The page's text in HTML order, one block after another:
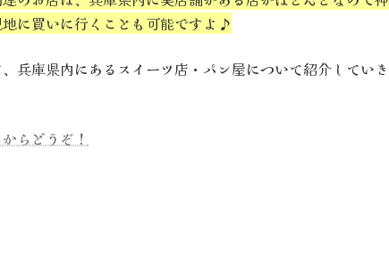
に買いに行くことも可能ですよ♪
兵庫県内にあるスイーツ店・パン屋について紹介していき
らどうぞ！